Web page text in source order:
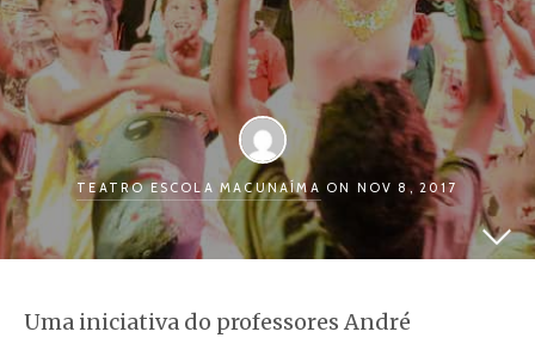
TEATRO ESCOLA MACUNAÍMA ON NOV 8, 2017
Uma iniciativa do professores André